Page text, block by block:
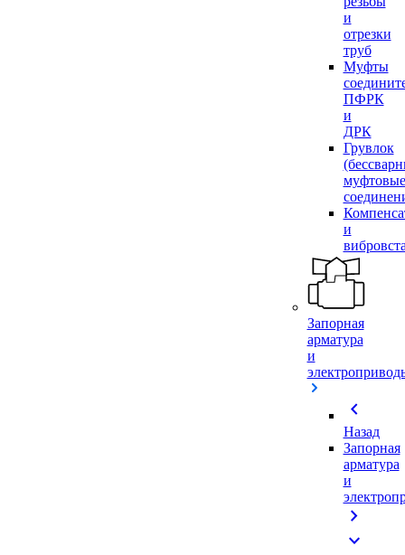
и
отрезки
труб
Муфты
ПФРК
и
ДРК
Грувлок
муфтовые
и
Запорная
арматура
и
chevron_left
Назад
Запорная
арматура
и
chevron_right
expand_more